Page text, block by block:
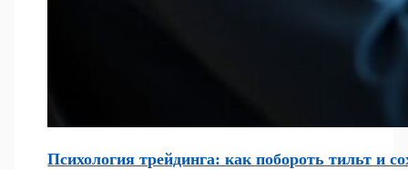
Психология трейдинга: как побороть тильт и